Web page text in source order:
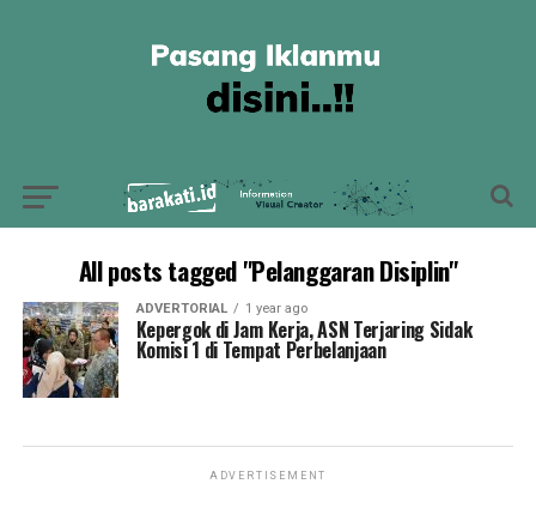
All posts tagged "Pelanggaran Disiplin"
ADVERTORIAL 1 year ago
Kepergok di Jam Kerja, ASN Terjaring Sidak
Komisi 1 di Tempat Perbelanjaan
ADVERTISEMENT